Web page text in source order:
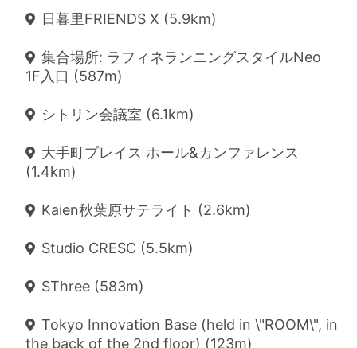
日暮里FRIENDS X (5.9km)
集合場所: ラフィネランニングスタイルNeo
1F入口 (587m)
シトリン会議室 (6.1km)
大手町プレイス ホール&カンファレンス
(1.4km)
Kaien秋葉原サテライト (2.6km)
Studio CRESC (5.5km)
SThree (583m)
Tokyo Innovation Base (held in \"ROOM\", in
the back of the 2nd floor) (123m)